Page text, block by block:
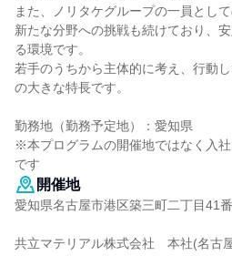
また、ノリタケグループの一員とし
新たな分野への挑戦も続けており、
る環境です。
若手のうちから主体的に考え、行動
の大きな特長です。
勤務地（勤務予定地）：愛知県
※本プログラムの開催地ではなく入
です
開催地
愛知県名古屋市港区築三町二丁目41
共立マテリアル株式会社 本社(名古